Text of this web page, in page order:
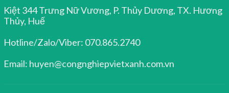
Kiệt 344 Trưng Nữ Vương, P. Thủy Dương, TX. Hương
Thủy, Huế
Hotline/Zalo/Viber: 070.865.2740
Email: huyen@congnghiepvietxanh.com.vn